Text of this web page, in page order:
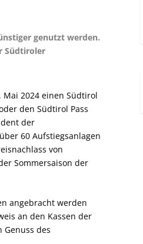
genutzt werden.
Südtiroler
2024 einen Südtirol
den Südtirol Pass
der
60 Aufstiegsanlagen
von
Sommersaison der
angebracht werden
an den Kassen der
des